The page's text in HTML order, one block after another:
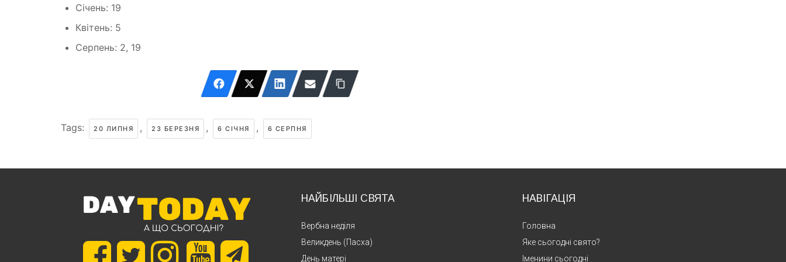
Січень: 19
Квітень: 5
Серпень: 2, 19
Tags: 20 ЛИПНЯ , 23 БЕРЕЗНЯ , 6 СІЧНЯ , 6 СЕРПНЯ
НАЙБІЛЬШІ СВЯТА
Вербна неділя
Великдень (Пасха)
День матері
НАВІГАЦІЯ
Головна
Яке сьогодні свято?
Іменини сьогодні